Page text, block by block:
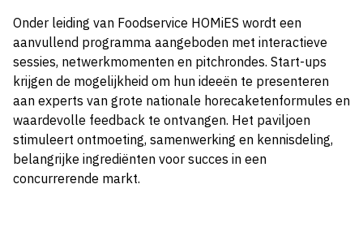
Onder leiding van Foodservice HOMiES wordt een
aanvullend programma aangeboden met interactieve
sessies, netwerkmomenten en pitchrondes. Start-ups
krijgen de mogelijkheid om hun ideeën te presenteren
aan experts van grote nationale horecaketenformules en
waardevolle feedback te ontvangen. Het paviljoen
stimuleert ontmoeting, samenwerking en kennisdeling,
belangrijke ingrediënten voor succes in een
concurrerende markt.